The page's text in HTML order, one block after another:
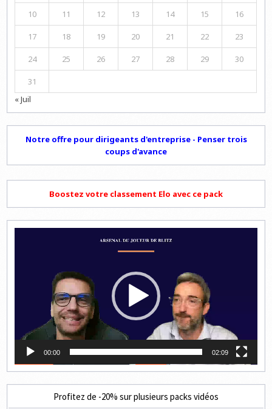
10 11 12 13 14 15 16
17 18 19 20 21 22 23
24 25 26 27 28 29 30
31
« Juil
Notre offre pour dirigeants d'entreprise - Penser trois
coups d'avance
Boostez votre classement Elo avec ce pack
00:00 02:09
Profitez de -20% sur plusieurs packs vidéos